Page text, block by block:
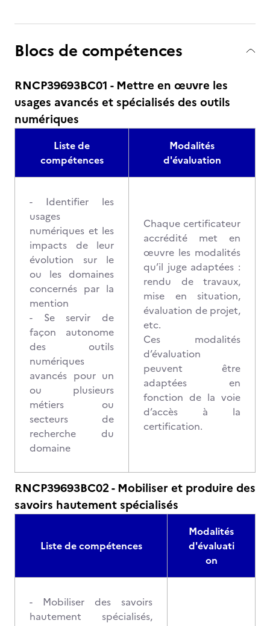
Blocs de compétences
RNCP39693BC01 - Mettre en œuvre les
usages avancés et spécialisés des outils
numériques
Liste de
compétences
Modalités
d'évaluation
- Identifier les
usages
numériques et les
impacts de leur
évolution sur le
ou les domaines
concernés par la
mention
- Se servir de
façon autonome
des outils
numériques
avancés pour un
ou plusieurs
métiers ou
secteurs de
recherche du
domaine
Chaque certificateur
accrédité met en
œuvre les modalités
qu’il juge adaptées :
rendu de travaux,
mise en situation,
évaluation de projet,
etc.
Ces modalités
d’évaluation
peuvent être
adaptées en
fonction de la voie
d’accès à la
certification.
RNCP39693BC02 - Mobiliser et produire des
savoirs hautement spécialisés
Liste de compétences
Modalités
d'évaluati
on
- Mobiliser des savoirs
hautement spécialisés,